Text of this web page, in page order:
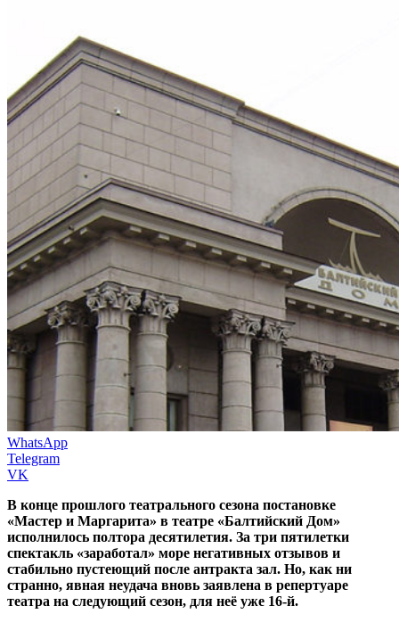
WhatsApp
Telegram
VK
В конце прошлого театрального сезона постановке
«Мастер и Маргарита» в театре «Балтийский Дом»
исполнилось полтора десятилетия. За три пятилетки
спектакль «заработал» море негативных отзывов и
стабильно пустеющий после антракта зал. Но, как ни
странно, явная неудача вновь заявлена в репертуаре
театра на следующий сезон, для неё уже 16-й.